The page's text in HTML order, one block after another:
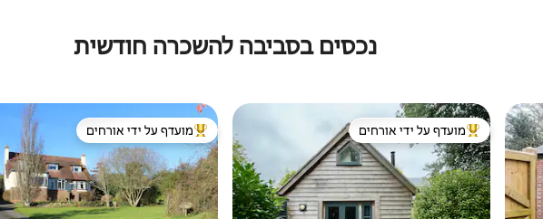
נכסים בסביבה להשכרה חודשית
מוביל בקרב נכסים מועדפים על ידי אורחים
מועדף על ידי אורחים מוביל בקרב נכסים מועדפים על ידי אורחים
מועדף על ידי אורחים